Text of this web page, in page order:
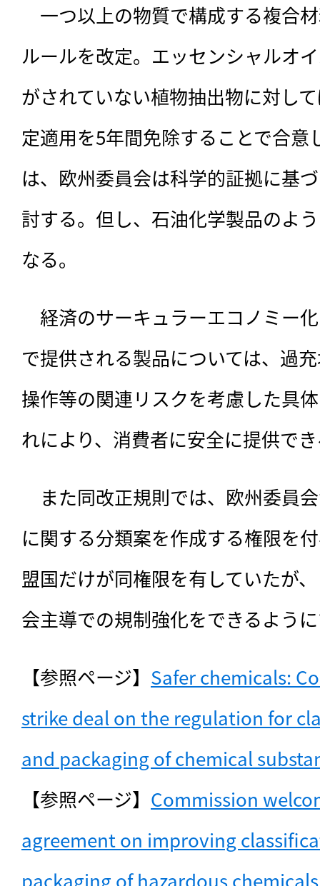
一つ以上の物質で構成する複合
ルールを改定。エッセンシャルオ
がされていない植物抽出物に対し
定適用を5年間免除することで合意
は、欧州委員会は科学的証拠に基
討する。但し、石油化学製品のよ
なる。
経済のサーキュラーエコノミー
で提供される製品については、過
操作等の関連リスクを考慮した具
れにより、消費者に安全に提供で
また同改正規則では、欧州委員
に関する分類案を作成する権限を
盟国だけが同権限を有していたが
会主導での規制強化をできるよう
【参照ページ】 Safer chemicals:
strike deal on the regulation for
and packaging of chemical
【参照ページ】 Commission
agreement on improving
packaging of hazardous chemicals